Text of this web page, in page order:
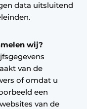
data uitsluitend
wij?
van de
of omdat u
een
van de